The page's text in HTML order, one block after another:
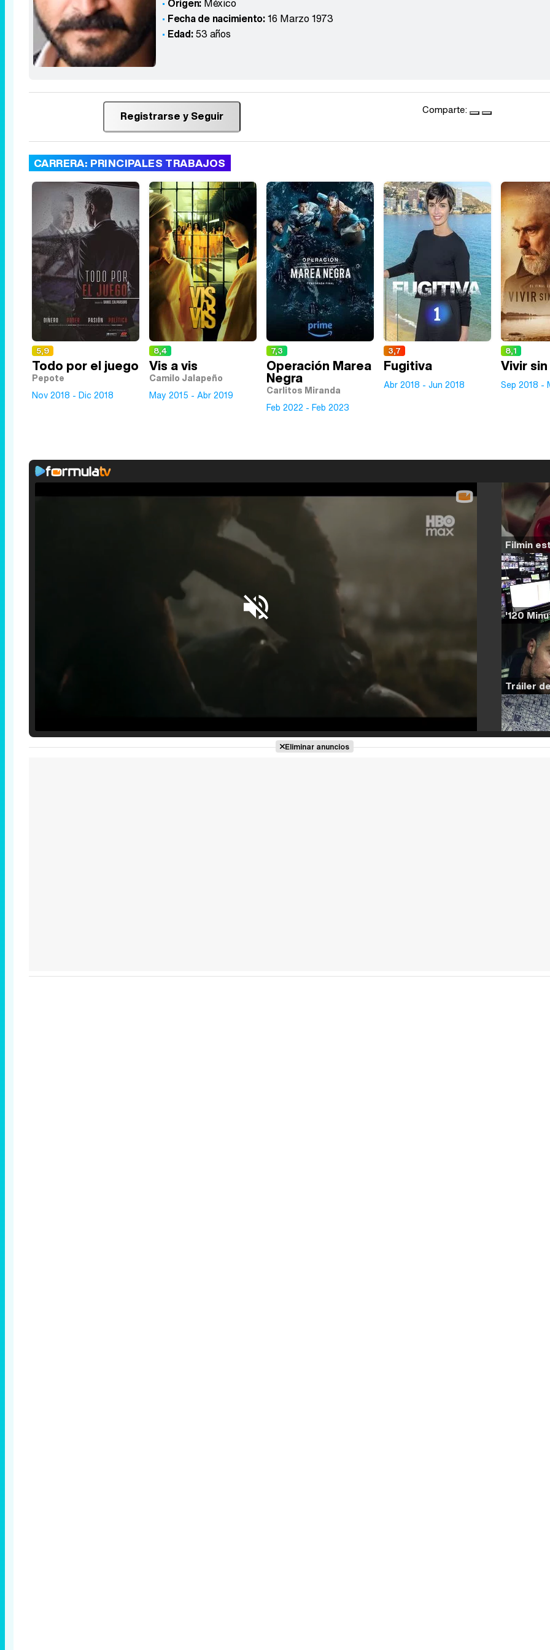
Origen: México
Fecha de nacimiento:16 Marzo 1973
Edad:53 años
Comparte:
Registrarse y Seguir
CARRERA: PRINCIPALES TRABAJOS
5,9
Todo por el juego
Pepote
Nov 2018 - Dic 2018
8,4
Vis a vis
Camilo Jalapeño
May 2015 - Abr 2019
7,3
Operación Marea
Negra
Carlitos Miranda
Feb 2022 - Feb 2023
3,7
Fugitiva
Abr 2018 - Jun 2018
8,1
Vivir sin
Sep 2018 -
Eliminar anuncios